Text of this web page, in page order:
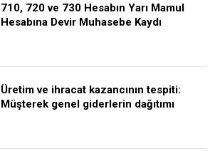
710, 720 ve 730 Hesabın Yarı Mamul
Hesabına Devir Muhasebe Kaydı
Üretim ve ihracat kazancının tespiti:
Müşterek genel giderlerin dağıtımı